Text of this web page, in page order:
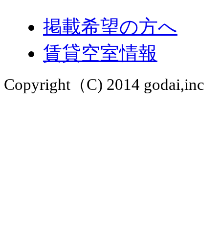
掲載希望の方へ
賃貸空室情報
Copyright（C) 2014 godai,inc